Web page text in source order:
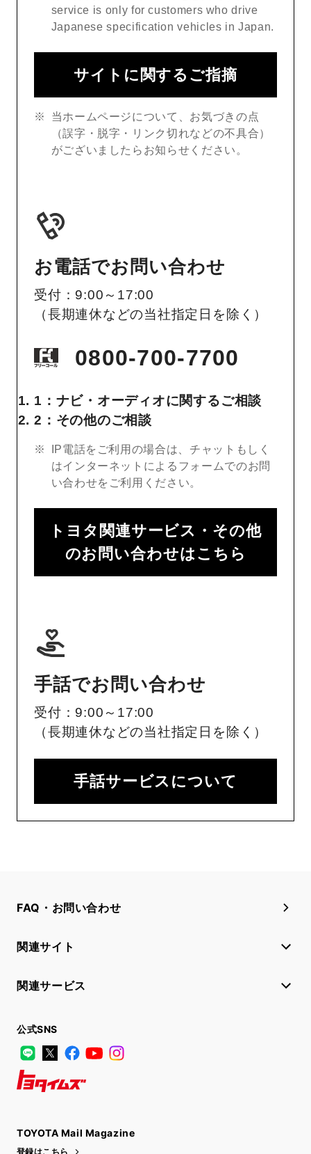
service is only for customers who drive
Japanese specification vehicles in Japan.
サイトに関するご指摘
当ホームページについて、お気づきの点
（誤字・脱字・リンク切れなどの不具合）
がございましたらお知らせください。
お電話でお問い合わせ
受付：9:00～17:00
（長期連休などの当社指定日を除く）
0800-700-7700
1：ナビ・オーディオに関するご相談
2：その他のご相談
IP電話をご利用の場合は、チャットもしく
はインターネットによるフォームでのお問
い合わせをご利用ください。
トヨタ関連サービス・その他
のお問い合わせはこちら
手話でお問い合わせ
受付：9:00～17:00
（長期連休などの当社指定日を除く）
手話サービスについて
FAQ・お問い合わせ
関連サイト
関連サービス
公式SNS
LINE
X FacebookYouTube
TOYOTA Mail Magazine
登録はこちら